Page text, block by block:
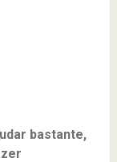
bastante,